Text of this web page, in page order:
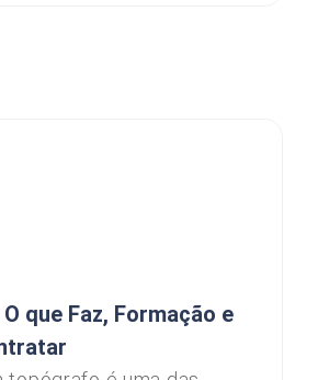
que Faz, Formação e